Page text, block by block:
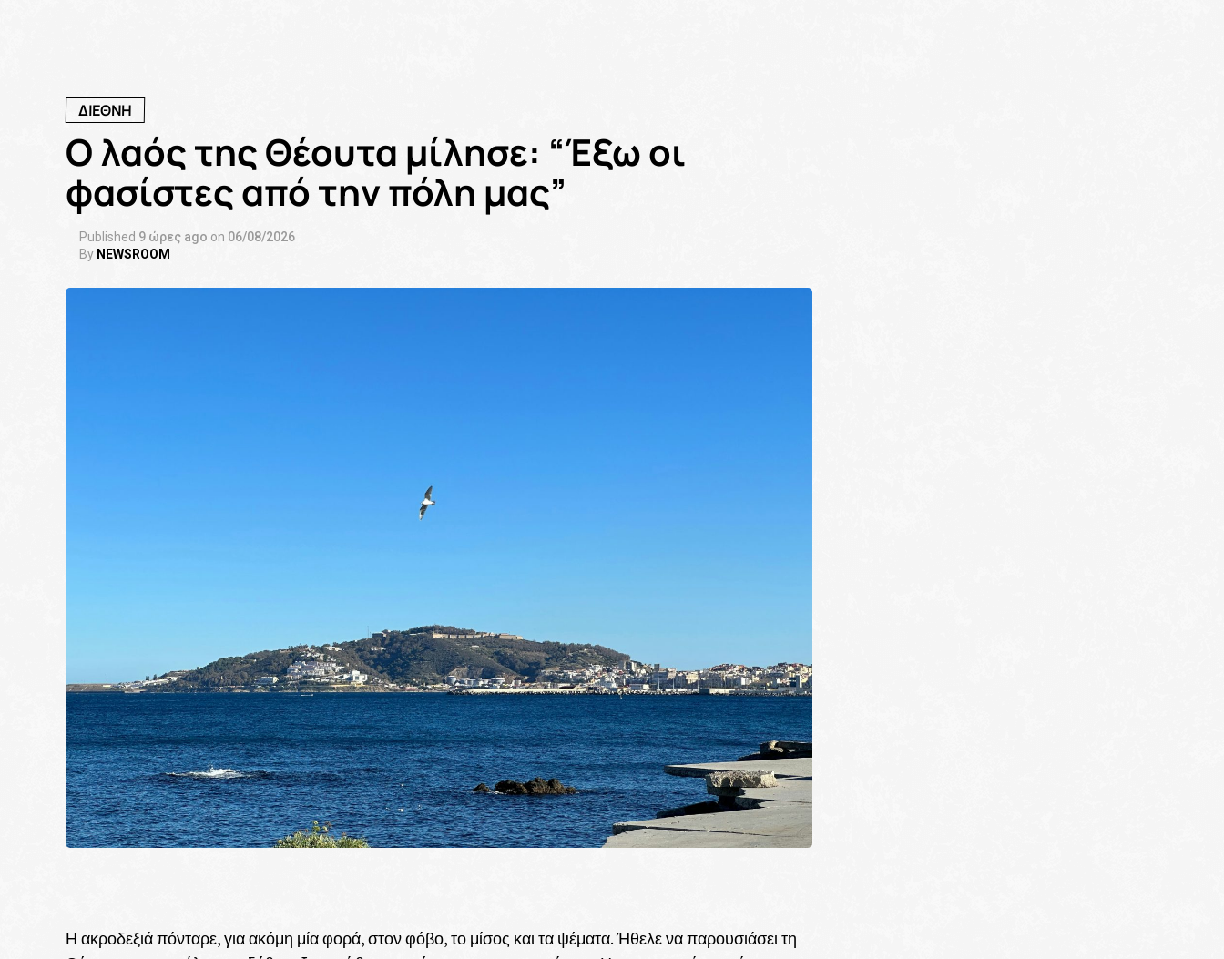
ΔΙΕΘΝΗ
Ο λαός της Θέουτα μίλησε: “Έξω οι
φασίστες από την πόλη μας”
Published 9 ώρες ago on 06/08/2026
By NEWSROOM
Η ακροδεξιά πόνταρε, για ακόμη μία φορά, στον φόβο, το μίσος και τα ψέματα. Ήθελε να παρουσιάσει τη